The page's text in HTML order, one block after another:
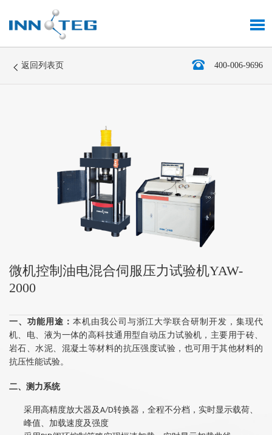
返回列表页 400-006-9696
微机控制油电混合伺服压力试验机YAW-
2000
一、 功能用途： 本机由我公司与浙江大学联合研制开发，集现代
机、电、液为一体的高科技通用型自动压力试验机，主要用于砖、
岩石、水泥、混凝土等材料的抗压强度试验，也可用于其他材料的
抗压性能试验。
二、 测力系统
采用高精度放大器及A/D转换器，全程不分档，实时显示载荷、
峰值、加载速度及强度